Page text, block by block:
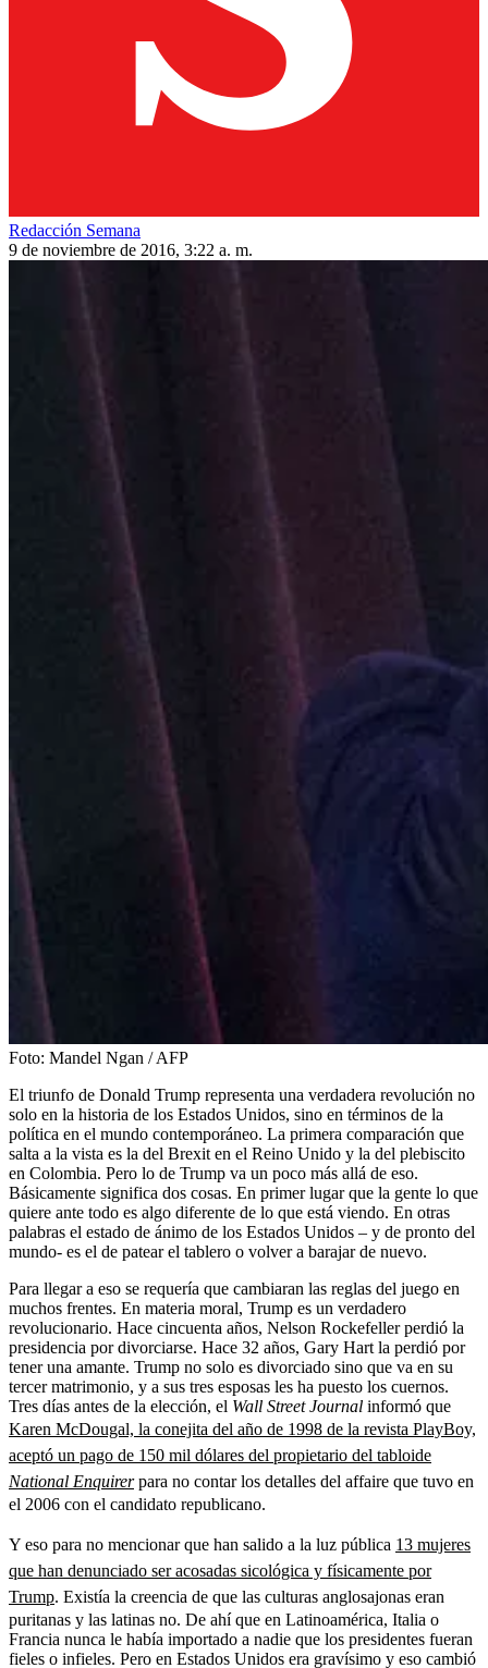
Redacción Semana
9 de noviembre de 2016, 3:22 a. m.
Foto: Mandel Ngan / AFP
El triunfo de Donald Trump representa una verdadera revolución no
solo en la historia de los Estados Unidos, sino en términos de la
política en el mundo contemporáneo. La primera comparación que
salta a la vista es la del Brexit en el Reino Unido y la del plebiscito
en Colombia. Pero lo de Trump va un poco más allá de eso.
Básicamente significa dos cosas. En primer lugar que la gente lo que
quiere ante todo es algo diferente de lo que está viendo. En otras
palabras el estado de ánimo de los Estados Unidos – y de pronto del
mundo- es el de patear el tablero o volver a barajar de nuevo.
Para llegar a eso se requería que cambiaran las reglas del juego en
muchos frentes. En materia moral, Trump es un verdadero
revolucionario. Hace cincuenta años, Nelson Rockefeller perdió la
presidencia por divorciarse. Hace 32 años, Gary Hart la perdió por
tener una amante. Trump no solo es divorciado sino que va en su
tercer matrimonio, y a sus tres esposas les ha puesto los cuernos.
Tres días antes de la elección, el Wall Street Journal informó que
Karen McDougal, la conejita del año de 1998 de la revista PlayBoy,
aceptó un pago de 150 mil dólares del propietario del tabloide
National Enquirerpara no contar los detalles del affaire que tuvo en
el 2006 con el candidato republicano.
Y eso para no mencionar que han salido a la luz pública 13 mujeres
que han denunciado ser acosadas sicológica y físicamente por
Trump. Existía la creencia de que las culturas anglosajonas eran
puritanas y las latinas no. De ahí que en Latinoamérica, Italia o
Francia nunca le había importado a nadie que los presidentes fueran
fieles o infieles. Pero en Estados Unidos era gravísimo y eso cambió